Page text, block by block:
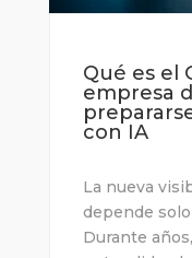
Qué es el
empresa
con IA
La nueva
depende
Durante